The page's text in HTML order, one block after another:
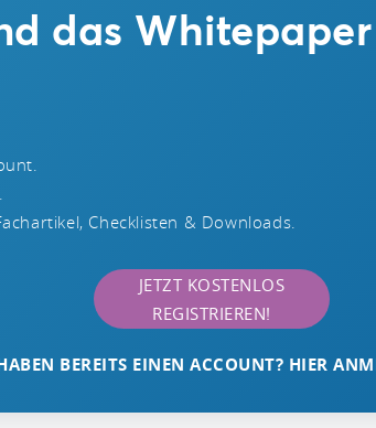
das
Checklisten & Downloads.
JETZT KOSTENLOS
REGISTRIEREN!
BEREITS EINEN ACCOUNT? HIER